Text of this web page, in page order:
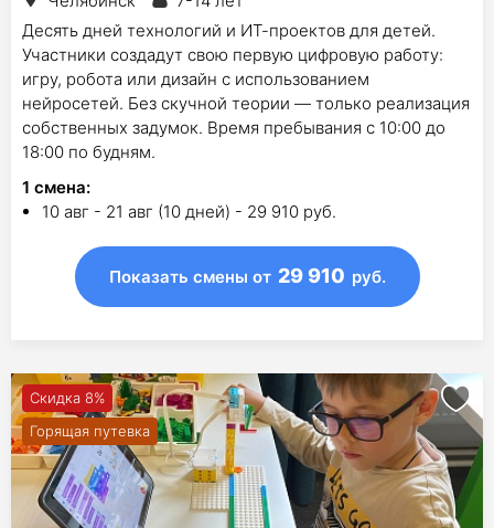
Десять дней технологий и ИТ-проектов для детей.
Участники создадут свою первую цифровую работу:
игру, робота или дизайн с использованием
нейросетей. Без скучной теории — только реализация
собственных задумок. Время пребывания с 10:00 до
18:00 по будням.
1 смена:
10 авг - 21 авг (10 дней) - 29 910 руб.
Показать смены от 29 910 руб.
Скидка 8%
Горящая путевка